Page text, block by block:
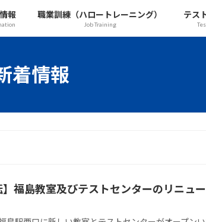
報 職業訓練（ハロートレーニング）
Job Training
テス
着情報
】福島教室及びテストセンターのリニュ